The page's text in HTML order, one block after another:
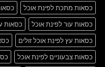
כסאות מתכת לפינת אוכל
כסאות עור לפינת אוכל
כסאות
כסאות עץ לפינת אוכל זולים
כסאות צבעוניים לפינת אוכל